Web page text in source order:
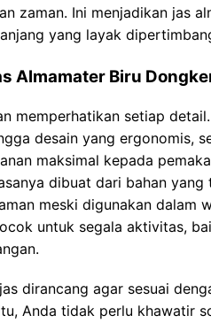
zaman. Ini menjadikan jas
yang layak
Almamater Biru
memperhatikan setiap
desain yang ergonomis,
maksimal kepada
dibuat dari bahan yang
meski digunakan dalam
untuk segala aktivitas,
dirancang agar sesuai
Anda tidak perlu khawatir